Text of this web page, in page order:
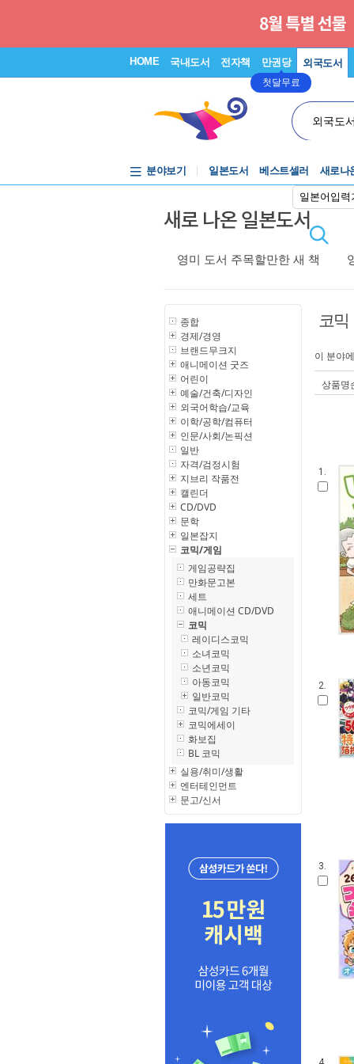
HOME 국내도서 전자책 만권당
첫달무료
외국도서
외국도
일본어입력
분야보기 일본도서 베스트셀러 새로나
새로 나온 일본도서
영미 도서 주목할만한 새 책
종합
경제/경영
브랜드무크지
애니메이션 굿즈
어린이
예술/건축/디자인
외국어학습/교육
이학/공학/컴퓨터
인문/사회/논픽션
일반
자격/검정시험
지브리 작품전
캘린더
CD/DVD
문학
일본잡지
코믹/게임
게임공략집
만화문고본
세트
애니메이션 CD/DVD
코믹
레이디스코믹
소녀코믹
소년코믹
아동코믹
일반코믹
코믹/게임 기타
코믹에세이
화보집
BL 코믹
실용/취미/생활
엔터테인먼트
문고/신서
코믹
이 분야
상품명
1.
2.
3.